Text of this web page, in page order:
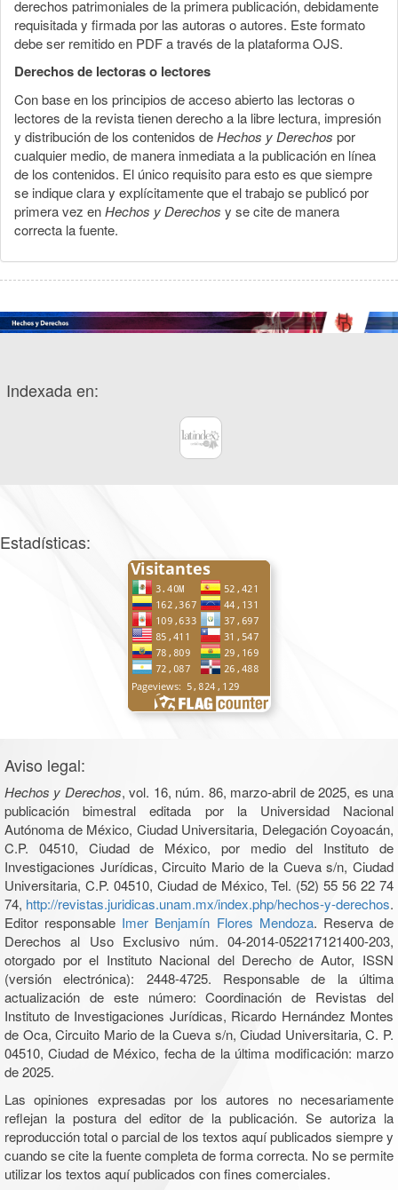
derechos patrimoniales de la primera publicación, debidamente
requisitada y firmada por las autoras o autores. Este formato
debe ser remitido en PDF a través de la plataforma OJS.
Derechos de lectoras o lectores
Con base en los principios de acceso abierto las lectoras o
lectores de la revista tienen derecho a la libre lectura, impresión
y distribución de los contenidos deHechos y Derechos por
cualquier medio, de manera inmediata a la publicación en línea
de los contenidos. El único requisito para esto es que siempre
se indique clara y explícitamente que el trabajo se publicó por
primera vez enHechos y Derechos y se cite de manera
correcta la fuente.
Indexada en:
Estadísticas:
Aviso legal:
Hechos y Derechos, vol. 16, núm. 86, marzo-abril de 2025, es una
publicación bimestral editada por la Universidad Nacional
Autónoma de México, Ciudad Universitaria, Delegación Coyoacán,
C.P. 04510, Ciudad de México, por medio del Instituto de
Investigaciones Jurídicas, Circuito Mario de la Cueva s/n, Ciudad
Universitaria, C.P. 04510, Ciudad de México, Tel. (52) 55 56 22 74
74, http://revistas.juridicas.unam.mx/index.php/hechos-y-derechos.
Editor responsable Imer Benjamín Flores Mendoza. Reserva de
Derechos al Uso Exclusivo núm. 04-2014-052217121400-203,
otorgado por el Instituto Nacional del Derecho de Autor, ISSN
(versión electrónica): 2448-4725. Responsable de la última
actualización de este número: Coordinación de Revistas del
Instituto de Investigaciones Jurídicas, Ricardo Hernández Montes
de Oca, Circuito Mario de la Cueva s/n, Ciudad Universitaria, C. P.
04510, Ciudad de México, fecha de la última modificación: marzo
de 2025.
Las opiniones expresadas por los autores no necesariamente
reflejan la postura del editor de la publicación. Se autoriza la
reproducción total o parcial de los textos aquí publicados siempre y
cuando se cite la fuente completa de forma correcta. No se permite
utilizar los textos aquí publicados con fines comerciales.